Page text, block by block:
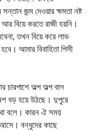
জন্ম দেওয়ার ক্ষমতা নষ্ট
আর বিয়ে করতে রাজী হয়নি।
তখন বিয়ে করে লাভ
আমার বিবাহিতা পিসী
অল্প অল্প বাল
বড় হয়ে উঠছে। দুপুরে
বলে। কারন ঐ সময়
আসে। বন্ধুদের কাছে